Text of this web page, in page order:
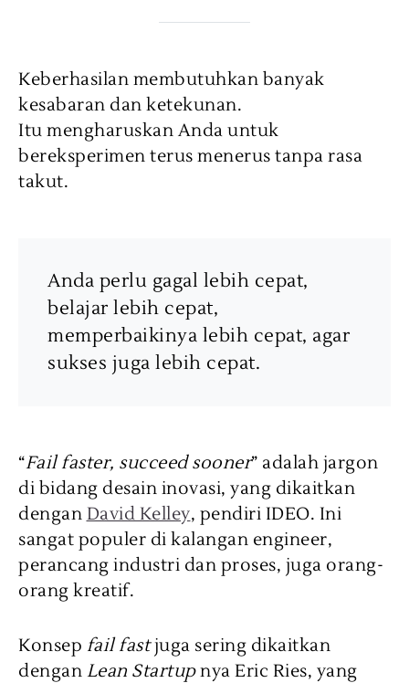
Keberhasilan membutuhkan banyak
kesabaran dan ketekunan.
Itu mengharuskan Anda untuk
bereksperimen terus menerus tanpa rasa
takut.
Anda perlu gagal lebih cepat,
belajar lebih cepat,
memperbaikinya lebih cepat, agar
sukses juga lebih cepat.
“Fail faster, succeed sooner” adalah jargon
di bidang desain inovasi, yang dikaitkan
dengan David Kelley, pendiri IDEO. Ini
sangat populer di kalangan engineer,
perancang industri dan proses, juga orang-
orang kreatif.
Konsep fail fastjuga sering dikaitkan
dengan Lean Startupnya Eric Ries, yang